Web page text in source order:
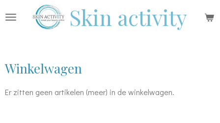
hoofdinhoud
Skin activity
Winkelwagen
Er zitten geen artikelen (meer) in de winkelwagen.